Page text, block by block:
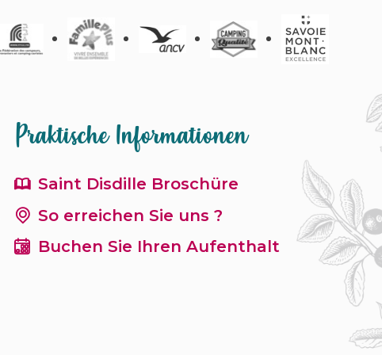
Praktische Informationen
Saint Disdille Broschüre
So erreichen Sie uns ?
Buchen Sie Ihren Aufenthalt